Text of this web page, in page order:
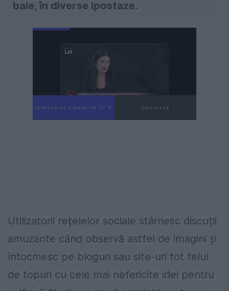
baie, în diverse ipostaze.
Următorul videoclip în 4 Anulează
Utilizatorii rețelelor sociale stârnesc discuții
amuzante când observă astfel de imagini și
întocmesc pe bloguri sau site-uri tot felul
de topuri cu cele mai nefericite idei pentru